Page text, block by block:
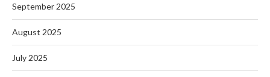
September 2025
August 2025
July 2025